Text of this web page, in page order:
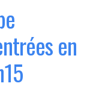
en